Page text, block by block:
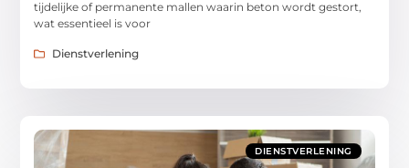
tijdelijke of permanente mallen waarin beton wordt gestort,
wat essentieel is voor
Dienstverlening
DIENSTVERLENING